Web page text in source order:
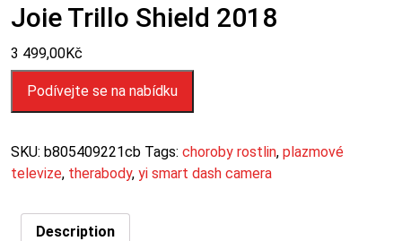
Joie Trillo Shield 2018
3 499,00Kč
Podívejte se na nabídku
SKU: b805409221cb Tags: choroby rostlin, plazmové
televize, therabody, yi smart dash camera
Description